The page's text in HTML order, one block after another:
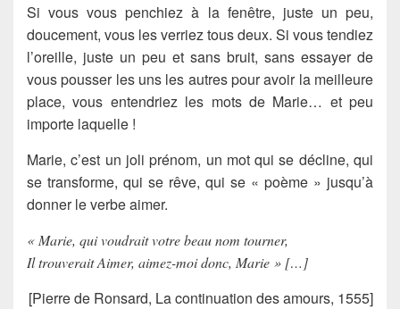
Si vous vous penchiez à la fenêtre, juste un peu,
doucement, vous les verriez tous deux. Si vous tendiez
l’oreille, juste un peu et sans bruit, sans essayer de
vous pousser les uns les autres pour avoir la meilleure
place, vous entendriez les mots de Marie… et peu
importe laquelle !
Marie, c’est un joli prénom, un mot qui se décline, qui
se transforme, qui se rêve, qui se « poème » jusqu’à
donner le verbe aimer.
« Marie, qui voudrait votre beau nom tourner,
Il trouverait Aimer, aimez-moi donc, Marie » […]
[Pierre de Ronsard, La continuation des amours, 1555]